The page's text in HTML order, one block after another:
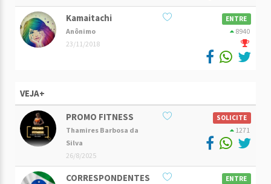
Kamaitachi
Anônimo
23/11/2018
ENTRE
8940
VEJA+
PROMO FITNESS
Thamires Barbosa da
Silva
26/8/2025
SOLICITE
1271
CORRESPONDENTES
ENTRE